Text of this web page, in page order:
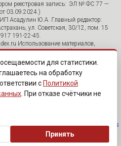
реестровая запись: ЭЛ № ФС 77 —
03.09.2024.)
Асадулин Ю.А. Главный редактор:
ул. Советская, 30/12, пом. 15
191-22-45.
Использование материалов,
издания «Astrakhanpost»,
источника и публикацией
Astrakhanpost.ru. Комментарии
предварительного редактирования.
право удалить их с сайта или
сообщения нарушают законы РФ.
ДЛЯ АУДИТОРИИ 18+»
данных·Изменить согласие на cookies
для статистики.
на обработку
с Политикой
. При отказе счётчики не
Принять